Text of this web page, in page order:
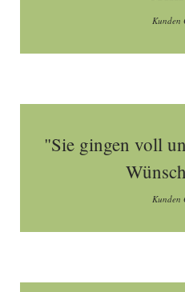
Kunden
"Sie gingen voll
Kunden